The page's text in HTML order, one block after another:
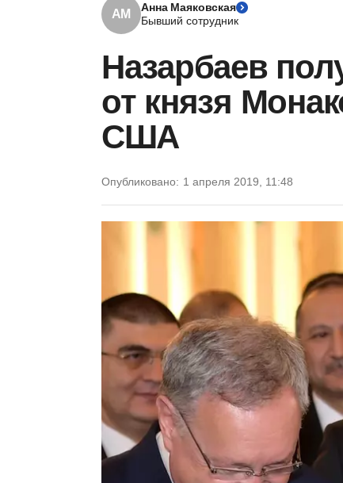
АМ
Анна Маяковская
Бывший сотрудник
Назарбаев
от князя
США
Опубликовано: 1 апреля 2019, 11:48